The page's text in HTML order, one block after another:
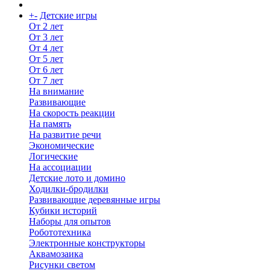
+- Детские игры
От 2 лет
От 3 лет
От 4 лет
От 5 лет
От 6 лет
От 7 лет
На внимание
Развивающие
На скорость реакции
На память
На развитие речи
Экономические
Логические
На ассоциации
Детские лото и домино
Ходилки-бродилки
Развивающие деревянные игры
Кубики историй
Наборы для опытов
Робототехника
Электронные конструкторы
Аквамозаика
Рисунки светом